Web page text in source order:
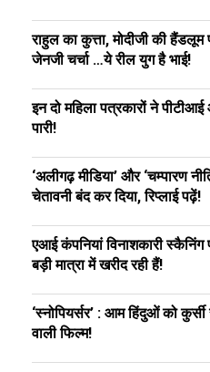
राहुल का कुत्ता, मोदीजी की हैंडलूम
जेनजी चर्चा …ये रील युग है भाई!
इन दो महिला पत्रकारों ने
पारी!
‘अलीगढ़ मीडिया’ और ‘चम्पारण
चेतावनी बंद कर दिया, रिप्लाई पढ़ें!
एआई कंपनियां विनाशकारी स्कैनिंग
बड़ी मात्रा में खरीद रही हैं!
‘स्नोपियर्सर’ : आम हिंदुओं को
वाली फिल्म!